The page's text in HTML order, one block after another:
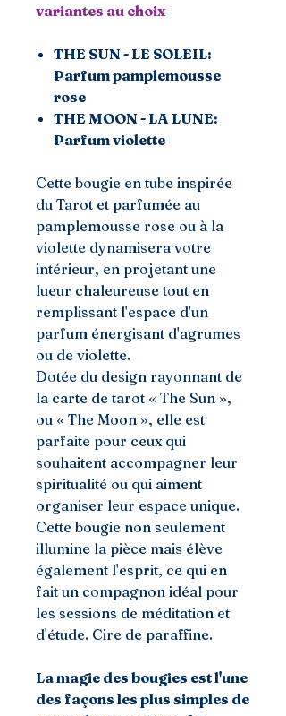
variantes au choix
THE SUN - LE SOLEIL:
Parfum pamplemousse
rose
THE MOON - LA LUNE:
Parfum violette
Cette bougie en tube inspirée
du Tarot et parfumée au
pamplemousse rose ou à la
violette dynamisera votre
intérieur, en projetant une
lueur chaleureuse tout en
remplissant l'espace d'un
parfum énergisant d'agrumes
ou de violette.
Dotée du design rayonnant de
la carte de tarot « The Sun »,
ou « The Moon », elle est
parfaite pour ceux qui
souhaitent accompagner leur
spiritualité ou qui aiment
organiser leur espace unique.
Cette bougie non seulement
illumine la pièce mais élève
également l'esprit, ce qui en
fait un compagnon idéal pour
les sessions de méditation et
d'étude. Cire de paraffine.
La magie des bougies est l'une
des façons les plus simples de